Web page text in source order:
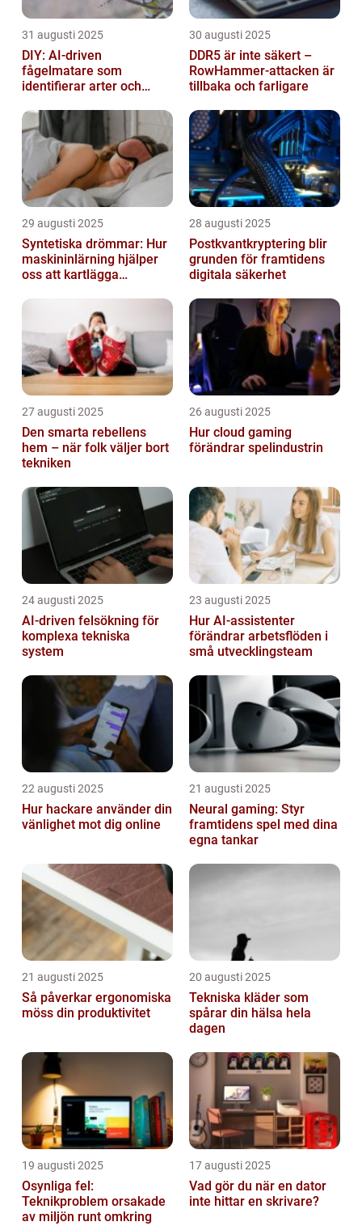
31 augusti 2025
DIY: AI-driven
fågelmatare som
identifierar arter och
mobilen
30 augusti 2025
DDR5 är inte säkert –
RowHammer-attacken är
tillbaka och farligare
29 augusti 2025
Syntetiska drömmar: Hur
maskininlärning hjälper
oss att kartlägga
28 augusti 2025
Postkvantkryptering blir
grunden för framtidens
digitala säkerhet
27 augusti 2025
Den smarta rebellens
hem – när folk väljer bort
tekniken
26 augusti 2025
Hur cloud gaming
förändrar spelindustrin
24 augusti 2025
AI‑driven felsökning för
komplexa tekniska
system
23 augusti 2025
Hur AI-assistenter
förändrar arbetsflöden i
små utvecklingsteam
22 augusti 2025
Hur hackare använder din
vänlighet mot dig online
21 augusti 2025
Neural gaming: Styr
framtidens spel med dina
egna tankar
21 augusti 2025
Så påverkar ergonomiska
möss din produktivitet
20 augusti 2025
Tekniska kläder som
spårar din hälsa hela
dagen
19 augusti 2025
Osynliga fel:
Teknikproblem orsakade
av miljön runt omkring
17 augusti 2025
Vad gör du när en dator
inte hittar en skrivare?